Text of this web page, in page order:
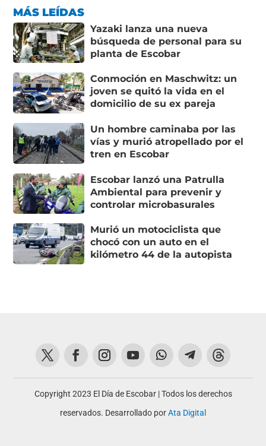
MÁS LEÍDAS
Yazaki lanza una nueva
búsqueda de personal para su
planta de Escobar
Conmoción en Maschwitz: un
joven se quitó la vida en el
domicilio de su ex pareja
Un hombre caminaba por las
vías y murió atropellado por el
tren en Escobar
Escobar lanzó una Patrulla
Ambiental para prevenir y
controlar microbasurales
Murió un motociclista que
chocó con un auto en el
kilómetro 44 de la autopista
Copyright 2023 El Día de Escobar | Todos los derechos
reservados. Desarrollado porAta Digital